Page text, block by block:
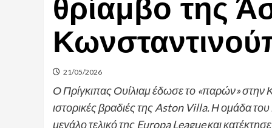
θρίαμβο της
21/05/2026
Ο Πρίγκιπας Ουίλιαμ έδωσε το «παρών» στην
ιστορικές βραδιές της Aston Villa. Η ομάδα
μεγάλο τελικό της Europa League και